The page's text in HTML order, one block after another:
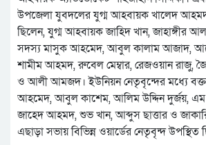
উপজেলা যুবদলের যুগ্ম আহবায়ক খালেদ
ছিলেন, যুগ্ম আহবায়ক জাহিদ খান, জাহাঙ্গীর
সদস্য মাসুক আহমেদ, আবুল কালাম আজাদ,
শামীম আহমদ, রুবেল মেম্বার, রেজওয়ান রাজু,
ও আলী আমজদ। ইউনিয়ন নেতৃবৃন্দের মধ্যে
আহমেদ, আবুল কাশেম, আলিম উদ্দিন দুর্জয়, এম
জাহেদ আহমদ, শুভ খান, আব্দুস ছাত্তার ও
এছাড়া সভায় বিভিন্ন ওয়ার্ডের নেতৃবৃন্দ উপস্থিত